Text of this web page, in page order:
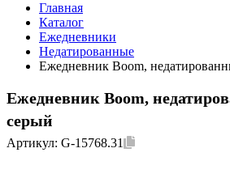
Главная
Каталог
Ежедневники
Недатированные
Ежедневник Boom,
Ежедневник Boom,
серый
Артикул: G-15768.31